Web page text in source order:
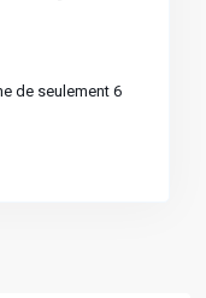
de seulement 6